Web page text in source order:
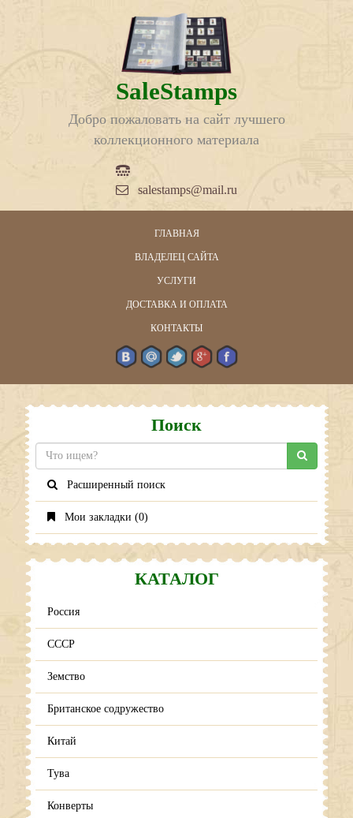
SaleStamps
Добро пожаловать на сайт лучшего
коллекционного материала
salestamps@mail.ru
ГЛАВНАЯ
ВЛАДЕЛЕЦ САЙТА
УСЛУГИ
ДОСТАВКА И ОПЛАТА
КОНТАКТЫ
Поиск
Расширенный поиск
Мои закладки (0)
КАТАЛОГ
Россия
СССР
Земство
Британское содружество
Китай
Тува
Конверты